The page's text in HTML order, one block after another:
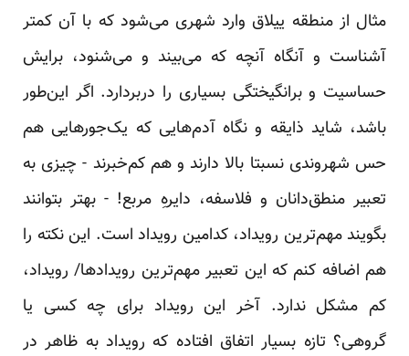
مثال از منطقه ییلاق وارد شهری می‌شود که با آن کمتر
آشناست و آنگاه آنچه که می‌بیند و می‌شنود، برایش
حساسیت و برانگیختگی بسیاری را دربردارد. اگر این‌طور
باشد، شاید ذایقه و نگاه آدم‌هایی که یک‌جورهایی هم
حس شهروندی نسبتا بالا دارند و هم کم‌خبرند - چیزی به
تعبیر منطق‌دانان و فلاسفه، دایرهِ مربع! - بهتر بتوانند
بگویند مهم‌ترین رویداد، کدامین رویداد است. این نکته را
هم اضافه کنم که این تعبیر مهم‌ترین رویدادها/ رویداد،
کم مشکل ندارد. آخر این رویداد برای چه کسی یا
گروهی؟ تازه بسیار اتفاق افتاده که رویداد به ظاهر در